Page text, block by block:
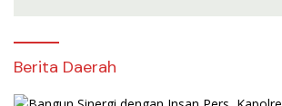
Berita Daerah